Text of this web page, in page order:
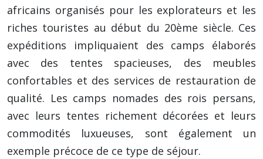
africains organisés pour les explorateurs et les
riches touristes au début du 20ème siècle. Ces
expéditions impliquaient des camps élaborés
avec des tentes spacieuses, des meubles
confortables et des services de restauration de
qualité. Les camps nomades des rois persans,
avec leurs tentes richement décorées et leurs
commodités luxueuses, sont également un
exemple précoce de ce type de séjour.